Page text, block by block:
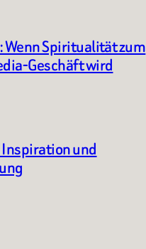
Wenn Spiritualität zum
Geschäft wird
und